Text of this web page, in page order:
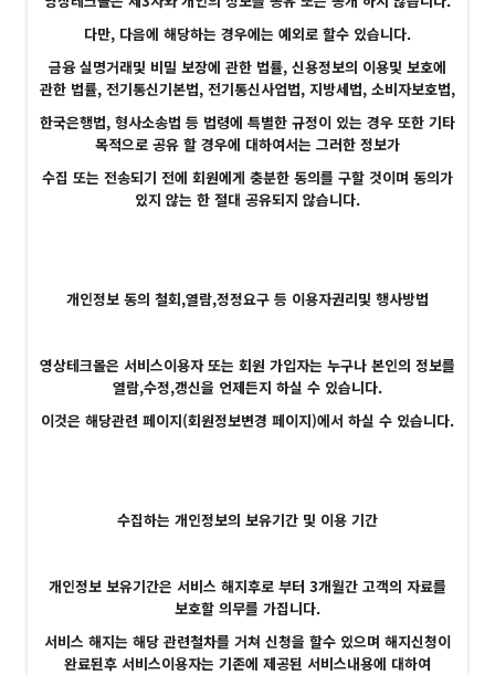
다만, 다음에 해당하는 경우에는 예외로 할수 있습니다.
금융 실명거래및 비밀 보장에 관한 법률, 신용정보의 이용및 보호에
관한 법률, 전기통신기본법, 전기통신사업법, 지방세법, 소비자보호법,
한국은행법, 형사소송법 등 법령에 특별한 규정이 있는 경우 또한 기타
목적으로 공유 할 경우에 대하여서는 그러한 정보가
수집 또는 전송되기 전에 회원에게 충분한 동의를 구할 것이며 동의가
있지 않는 한 절대 공유되지 않습니다.
개인정보 동의 철회,열람,정정요구 등 이용자권리및 행사방법
영상테크몰은 서비스이용자 또는 회원 가입자는 누구나 본인의 정보를
열람,수정,갱신을 언제든지 하실 수 있습니다.
이것은 해당관련 페이지(회원정보변경 페이지)에서 하실 수 있습니다.
수집하는 개인정보의 보유기간 및 이용 기간
개인정보 보유기간은 서비스 해지후로 부터 3개월간 고객의 자료를
보호할 의무를 가집니다.
서비스 해지는 해당 관련철차를 거쳐 신청을 할수 있으며 해지신청이
완료된후 서비스이용자는 기존에 제공된 서비스내용에 대하여